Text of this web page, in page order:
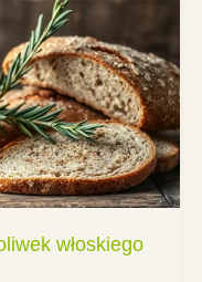
włoskiego